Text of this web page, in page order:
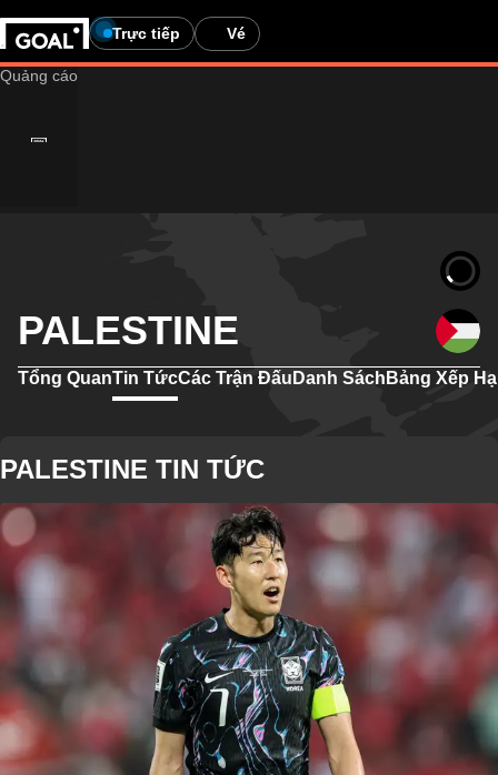
Trực tiếp Vé
PALESTINE
Tổng QuanTin TứcCác Trận Đấu Danh Sách Bảng Xếp
PALESTINE TIN TỨC